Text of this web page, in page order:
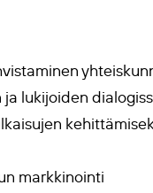
lukijoiden
markkinointi